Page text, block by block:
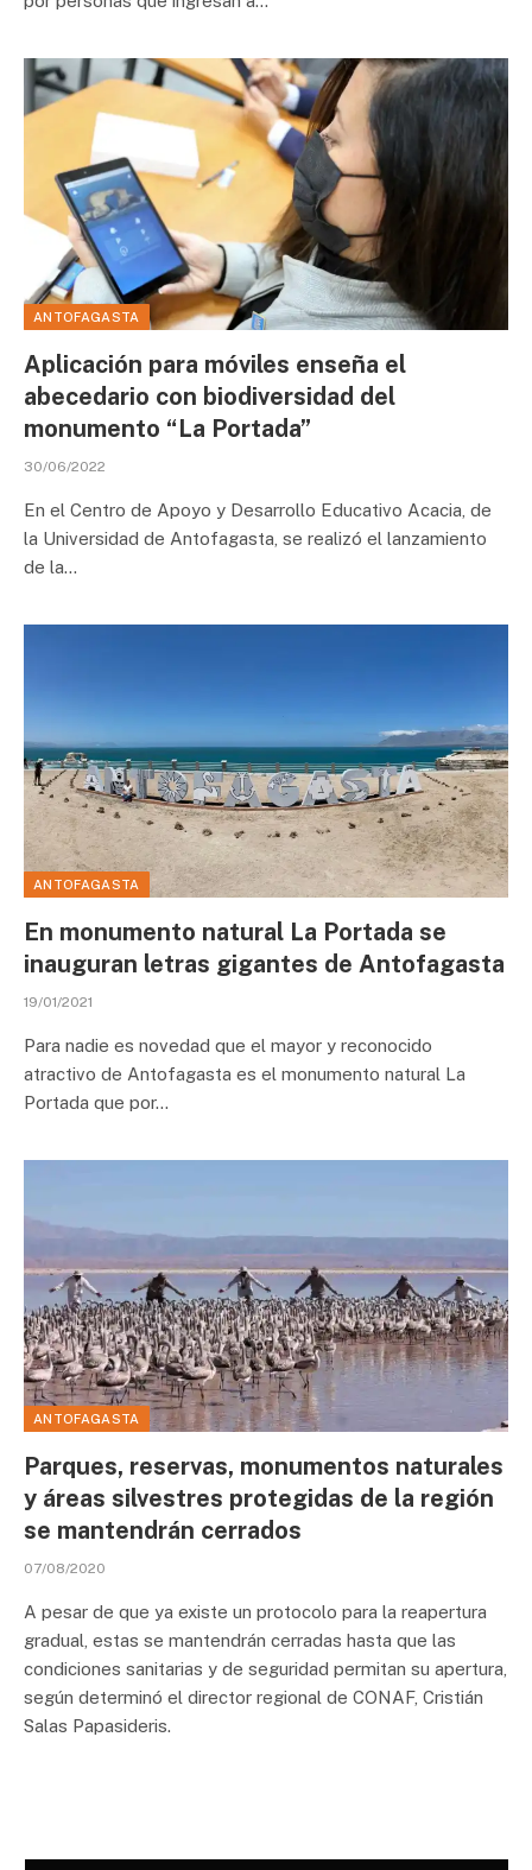
ANTOFAGASTA
Aplicación para móviles enseña el
abecedario con biodiversidad del
monumento “La Portada”
30/06/2022
En el Centro de Apoyo y Desarrollo Educativo Acacia, de
la Universidad de Antofagasta, se realizó el lanzamiento
de la…
ANTOFAGASTA
En monumento natural La Portada se
inauguran letras gigantes de Antofagasta
19/01/2021
Para nadie es novedad que el mayor y reconocido
atractivo de Antofagasta es el monumento natural La
Portada que por…
ANTOFAGASTA
Parques, reservas, monumentos naturales
y áreas silvestres protegidas de la región
se mantendrán cerrados
07/08/2020
A pesar de que ya existe un protocolo para la reapertura
gradual, estas se mantendrán cerradas hasta que las
condiciones sanitarias y de seguridad permitan su apertura,
según determinó el director regional de CONAF, Cristián
Salas Papasideris.